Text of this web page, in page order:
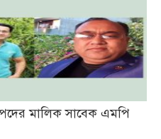
মালিক সাবেক এমপি